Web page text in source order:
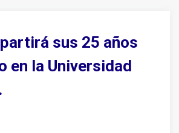
sus 25 años
en la Universidad